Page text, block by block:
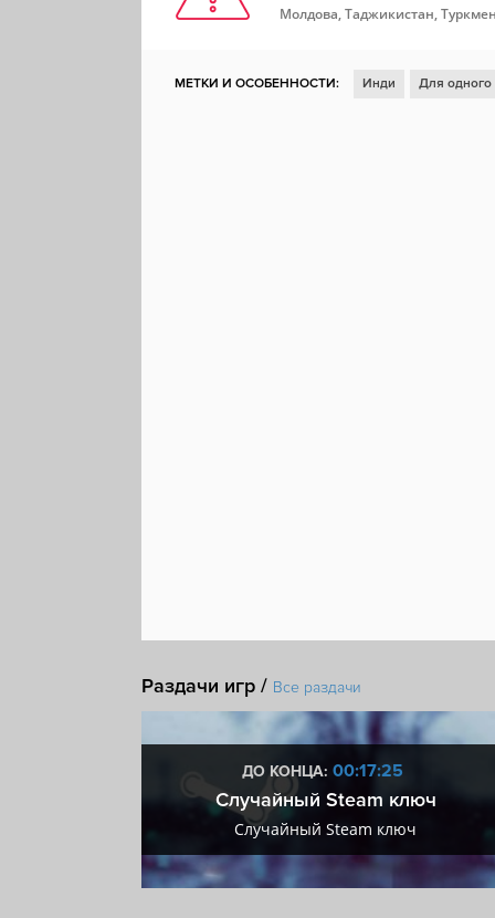
Молдова, Таджикистан,
МЕТКИ И ОСОБЕННОСТИ: Инди Для одного
Раздачи игр / Все раздачи
ДО КОНЦА: 00:17:24
Случайный Steam ключ
Случайный Steam ключ